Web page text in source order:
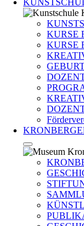
KURSE
KURSE